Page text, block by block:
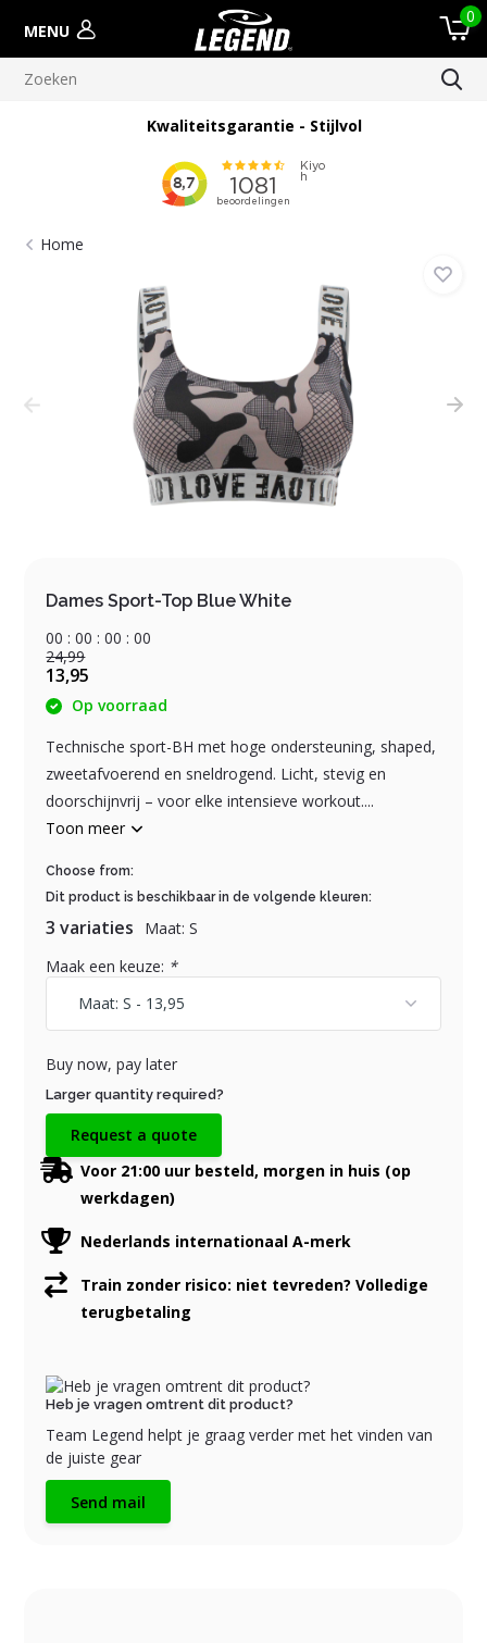
MENU
0
Kwaliteitsgarantie - Stijlvol
Home
Dames Sport-Top Blue White
00 :00 :00 :00
24,99
13,95
Op voorraad
Technische sport-BH met hoge ondersteuning, shaped,
zweetafvoerend en sneldrogend. Licht, stevig en
doorschijnvrij – voor elke intensieve workout....
Toon meer
Choose from:
Dit product is beschikbaar in de volgende kleuren:
3 variaties
Maat: S
Maak een keuze: *
Buy now, pay later
Larger quantity required?
Request a quote
Voor 21:00 uur besteld, morgen in huis (op
werkdagen)
Nederlands internationaal A-merk
Train zonder risico: niet tevreden? Volledige
terugbetaling
Heb je vragen omtrent dit product?
Team Legend helpt je graag verder met het vinden van
de juiste gear
Send mail